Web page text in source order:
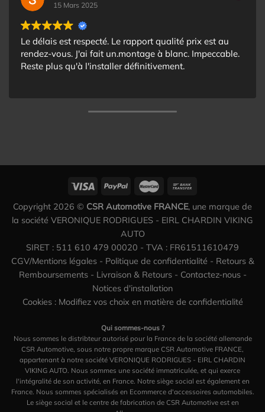
15 Mars 2025
Le délais est respecté. Le rapport qualité prix est au
rendez-vous. J'ai fait un.montage à blanc. Impeccable.
Reste plus qu'à l'installer définitivement.
Copyright 2026 © CSR Automotive FRANCE, une marque de
la société VERONIQUE RODRIGUES - EIRL CHARDIN VIKING
AUTO
SIRET : 511 610 479 00020 - TVA : FR61511610479
CGV/Mentions légales- Politique de confidentialité - Retours &
Remboursements- Livraison & Retours- Contactez-nous-
Notices d'installation
Cookies : Modifiez vos choix en matière de confidentialité
Qui sommes-nous ?
Nous sommes le distribteur autorisé pour la France de la société allemande
CSR Automotive, sous notre propre marque CSR Automotive FRANCE,
appartenant à notre société VERONIQUE RODRIGUES - EIRL CHARDIN
VIKING AUTO. Nous sommes une société immatriculée, et qui exerce
l'intégralité de son activité, en France. Notre siège social est également en
France. Nous sommes spécialisés en Ecommerce d'accessoires automobiles.
Le siège social et le centre de fabrication de CSR Automotive est en